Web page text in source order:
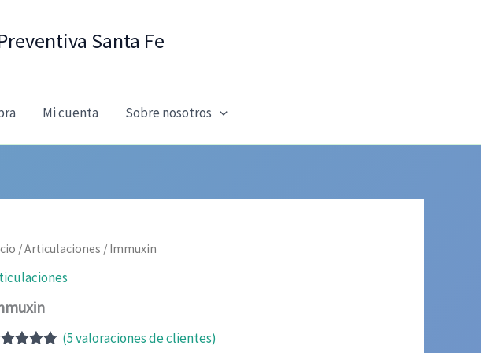
Santa Fe
Mi cuenta Sobre nosotros
/Articulaciones / Immuxin
(5valoraciones de clientes)